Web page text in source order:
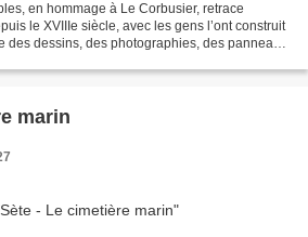
en hommage à Le Corbusier, retrace
le XVIIIe siècle, avec les gens l’ont construit
des dessins, des photographies, des panneaux
marin